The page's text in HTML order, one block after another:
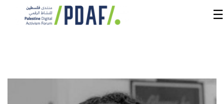
فعاليات
المنتدى
☰